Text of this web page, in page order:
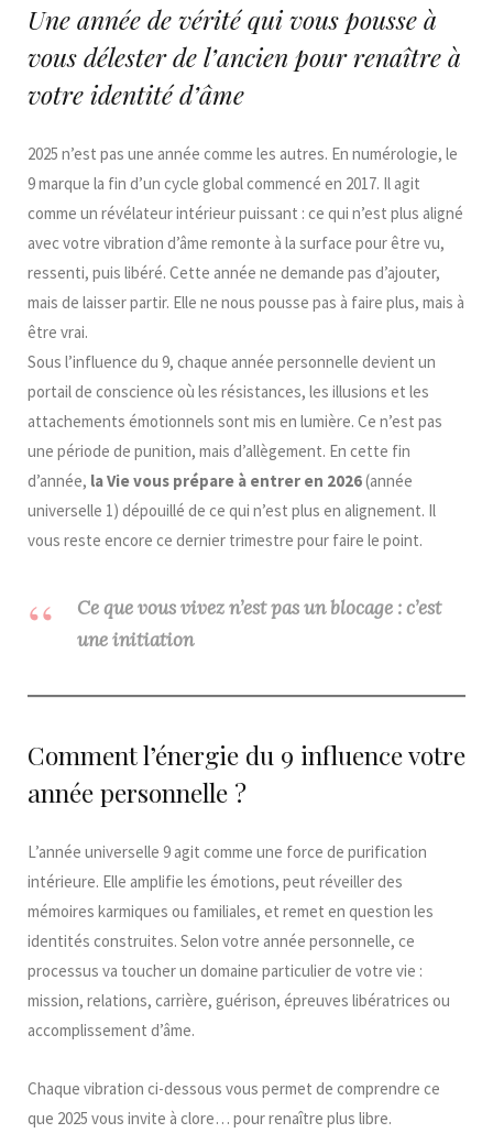
Une année de vérité qui vous pousse à
vous délester de l’ancien pour renaître à
votre identité d’âme
2025 n’est pas une année comme les autres. En numérologie, le
9 marque la fin d’un cycle global commencé en 2017. Il agit
comme un révélateur intérieur puissant : ce qui n’est plus aligné
avec votre vibration d’âme remonte à la surface pour être vu,
ressenti, puis libéré. Cette année ne demande pas d’ajouter,
mais de laisser partir. Elle ne nous pousse pas à faire plus, mais à
être vrai.
Sous l’influence du 9, chaque année personnelle devient un
portail de conscience où les résistances, les illusions et les
attachements émotionnels sont mis en lumière. Ce n’est pas
une période de punition, mais d’allègement. En cette fin
d’année, la Vie vous prépare à entrer en 2026(année
universelle 1) dépouillé de ce qui n’est plus en alignement. Il
vous reste encore ce dernier trimestre pour faire le point.
Ce que vous vivez n’est pas un blocage : c’est
une initiation
Comment l’énergie du 9 influence votre
année personnelle ?
L’année universelle 9 agit comme une force de purification
intérieure. Elle amplifie les émotions, peut réveiller des
mémoires karmiques ou familiales, et remet en question les
identités construites. Selon votre année personnelle, ce
processus va toucher un domaine particulier de votre vie :
mission, relations, carrière, guérison, épreuves libératrices ou
accomplissement d’âme.
Chaque vibration ci-dessous vous permet de comprendre ce
que 2025 vous invite à clore… pour renaître plus libre.